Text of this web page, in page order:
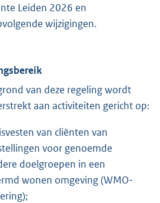
Leiden 2026 en
wijzigingen.
van deze regeling wordt
aan activiteiten gericht op:
van cliënten van
voor genoemde
doelgroepen in een
wonen omgeving (WMO-